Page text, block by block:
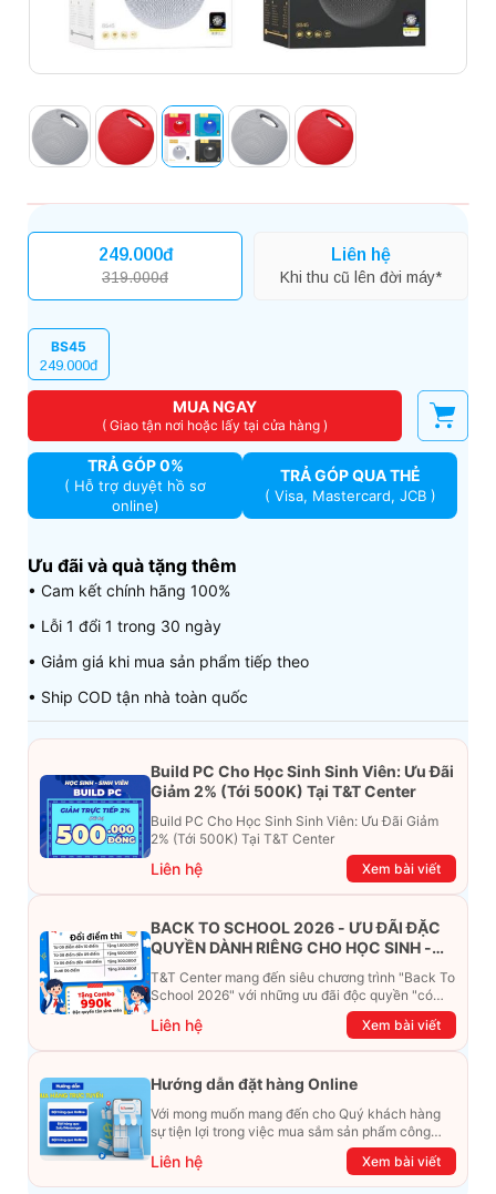
249.000đ
319.000đ
Liên hệ
Khi thu cũ lên đời máy*
BS45
249.000đ
MUA NGAY
( Giao tận nơi hoặc lấy tại cửa hàng )
TRẢ GÓP 0%
( Hỗ trợ duyệt hồ sơ
online)
TRẢ GÓP QUA THẺ
( Visa, Mastercard, JCB )
Ưu đãi và quà tặng thêm
• Cam kết chính hãng 100%
• Lỗi 1 đổi 1 trong 30 ngày
• Giảm giá khi mua sản phẩm tiếp theo
• Ship COD tận nhà toàn quốc
Build PC Cho Học Sinh Sinh Viên: Ưu Đãi
Giảm 2% (Tới 500K) Tại T&T Center
Build PC Cho Học Sinh Sinh Viên: Ưu Đãi Giảm
2% (Tới 500K) Tại T&T Center
Liên hệ Xem bài viết
BACK TO SCHOOL 2026 - ƯU ĐÃI ĐẶC
QUYỀN DÀNH RIÊNG CHO HỌC SINH -
T&T Center mang đến siêu chương trình "Back To
School 2026" với những ưu đãi độc quyền "có
một không hai". Đừng để chiếc ví phải "ét-ô-ét",
cùng khám phá ngay ưu đãi siêu khủng dưới đây
nhé!
Liên hệ Xem bài viết
Hướng dẫn đặt hàng Online
Với mong muốn mang đến cho Quý khách hàng
sự tiện lợi trong việc mua sắm sản phẩm công
nghệ từ xa. Trong bài viết này, T&T Center sẽ
hướng dẫn chi tiết cách mua hàng trực tuyến qua
các kênh online Website, Zalo, Messenger và
Liên hệ Xem bài viết